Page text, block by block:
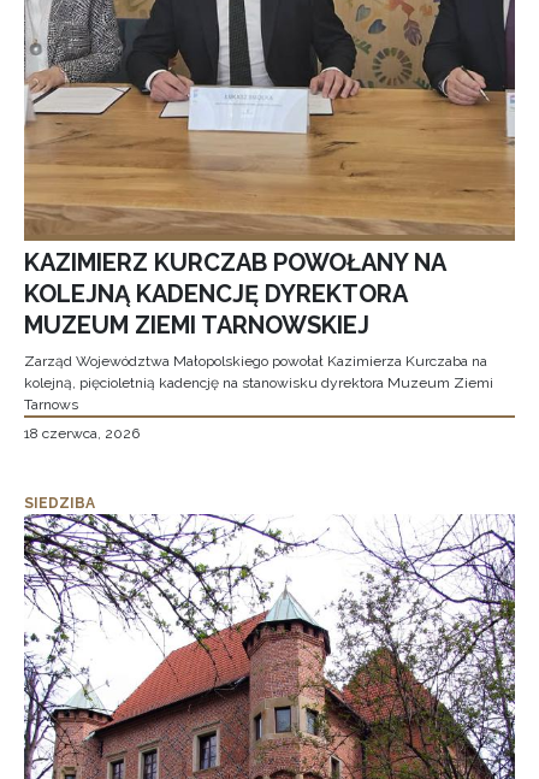
KAZIMIERZ KURCZAB POWOŁANY NA
KOLEJNĄ KADENCJĘ DYREKTORA
MUZEUM ZIEMI TARNOWSKIEJ
Zarząd Województwa Małopolskiego powołał Kazimierza Kurczaba na
kolejną, pięcioletnią kadencję na stanowisku dyrektora Muzeum Ziemi
Tarnows
18 czerwca, 2026
SIEDZIBA